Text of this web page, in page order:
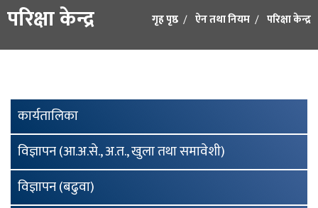
परिक्षा केन्द्र गृह पृष्ठ ऐन तथा नियम परिक्षा केन्द्र
कार्यतालिका
विज्ञापन (आ.अ.से., अ.त., खुला तथा समावेशी)
विज्ञापन (बढुवा)